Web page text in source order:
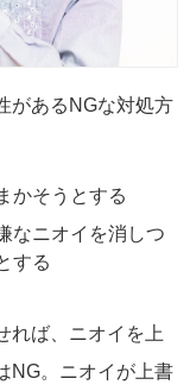
があるNGな対処方
かそうとする
なニオイを消しつ
する
れば、ニオイを上
NG。ニオイが上書